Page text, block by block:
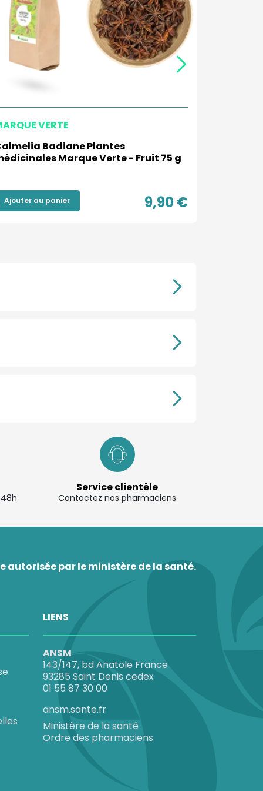
VERTE
Badiane Plantes
Marque Verte - Fruit 75 g
Ajouter au panier 9,90 €
Service clientèle
Contactez nos pharmaciens
autorisée par le ministère de la santé.
LIENS
ANSM
143/147, bd Anatole France
93285 Saint Denis cedex
01 55 87 30 00
ansm.sante.fr
Ministère de la santé
Ordre des pharmaciens